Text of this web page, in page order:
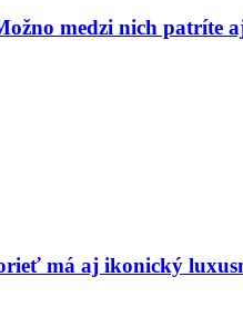
medzi nich patríte
má aj ikonický